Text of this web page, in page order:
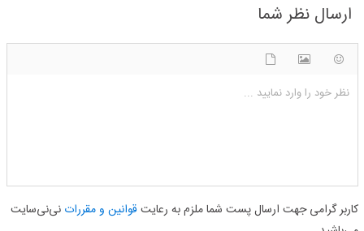
ارسال نظر شما
نظر خود را وارد نمایید ...
کاربر گرامی جهت ارسال پست شما ملزم به رعایت قوانین و مقرراتنی‌نی‌سایت